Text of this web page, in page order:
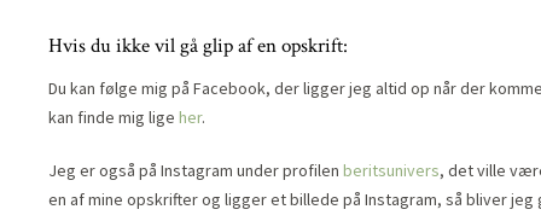
Hvis du ikke vil gå glip af en opskrift:
Du kan følge mig på Facebook, der ligger jeg altid op når der
kan finde mig lige her.
Jeg er også på Instagram under profilen beritsunivers, det ville
en af mine opskrifter og ligger et billede på Instagram, så bliver